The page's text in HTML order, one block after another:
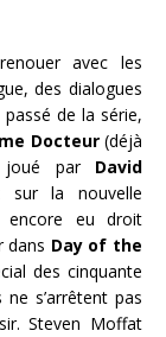
avec les
des dialogues
de la série,
Docteur(déjà
par David
sur la nouvelle
encore eu droit
dans Day of the
des cinquante
s’arrêtent pas
Steven Moffat